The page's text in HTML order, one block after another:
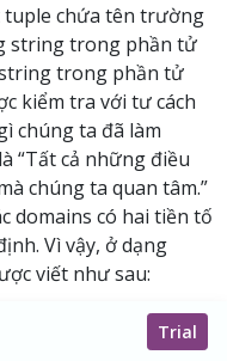
Trial
tuple chứa tên trường
string trong phần tử
trong phần tử
kiểm tra với tư cách
chúng ta đã làm
“Tất cả những điều
chúng ta quan tâm.”
domains có hai tiền tố
Vì vậy, ở dạng
viết như sau:
'user_id' , '='